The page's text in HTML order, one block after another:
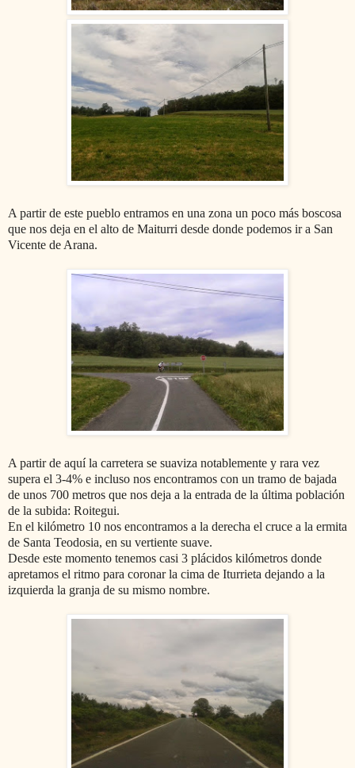
A partir de este pueblo entramos en una zona un poco más boscosa
que nos deja en el alto de Maiturri desde donde podemos ir a San
Vicente de Arana.
A partir de aquí la carretera se suaviza notablemente y rara vez
supera el 3-4% e incluso nos encontramos con un tramo de bajada
de unos 700 metros que nos deja a la entrada de la última población
de la subida: Roitegui.
En el kilómetro 10 nos encontramos a la derecha el cruce a la ermita
de Santa Teodosia, en su vertiente suave.
Desde este momento tenemos casi 3 plácidos kilómetros donde
apretamos el ritmo para coronar la cima de Iturrieta dejando a la
izquierda la granja de su mismo nombre.